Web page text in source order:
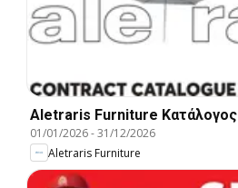
Aletraris Furniture Κατάλογος
01/01/2026-31/12/2026
Aletraris Furniture